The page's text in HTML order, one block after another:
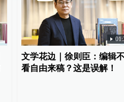
文学花边｜徐则臣：编辑
看自由来稿？这是误解！